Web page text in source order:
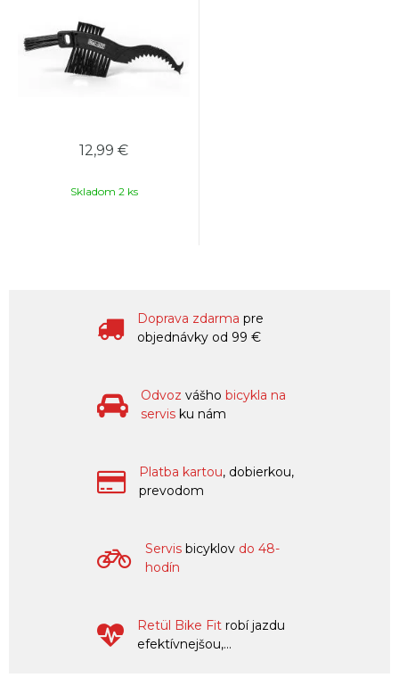
12,99 €
Skladom 2 ks
Doprava zdarma pre
objednávky od 99 €
Odvoz vášho bicykla na
servis ku nám
Platba kartou, dobierkou,
prevodom
Servis bicyklov do 48-
hodín
Retül Bike Fit robí jazdu
efektívnejšou,...